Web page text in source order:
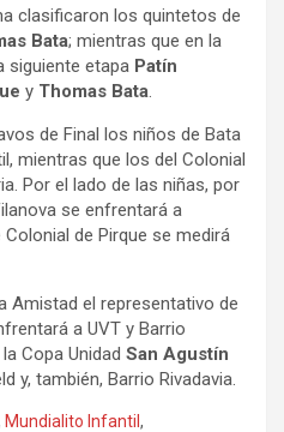
clasificaron los quintetos de
Bata; mientras que en la
siguiente etapa Patín
y Thomas Bata.
de Final los niños de Bata
mientras que los del Colonial
Por el lado de las niñas, por
se enfrentará a
de Pirque se medirá
Amistad el representativo de
a UVT y Barrio
Copa Unidad San Agustín
y, también, Barrio Rivadavia.
Mundialito Infantil ,